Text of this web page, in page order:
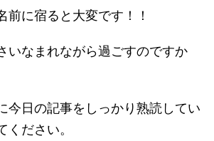
前に宿ると大変です！！
いなまれながら過ごすのですか
今日の記事をしっかり熟読してい
ください。